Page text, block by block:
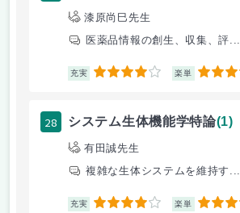
漆原尚巳先生
医薬品情報の創生、収集、評...
充実 4 楽単 5
28 システム生体機能学特論(1)
有田誠先生
複雑な生体システムを維持す...
充実 4 楽単 5